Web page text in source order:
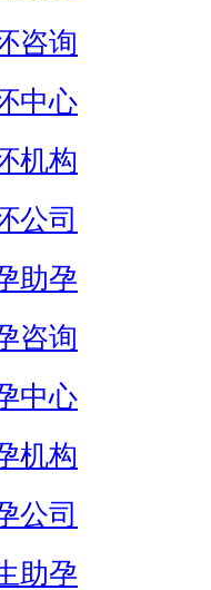
咨询
中心
机构
公司
助孕
咨询
中心
机构
公司
助孕